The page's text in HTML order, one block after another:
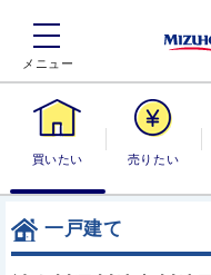
買いたい 売りたい
一戸建て